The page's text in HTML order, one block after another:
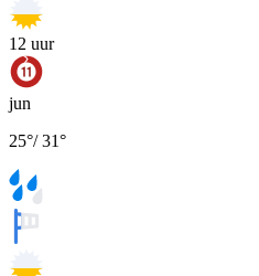
12 uur
jun
25°/31°